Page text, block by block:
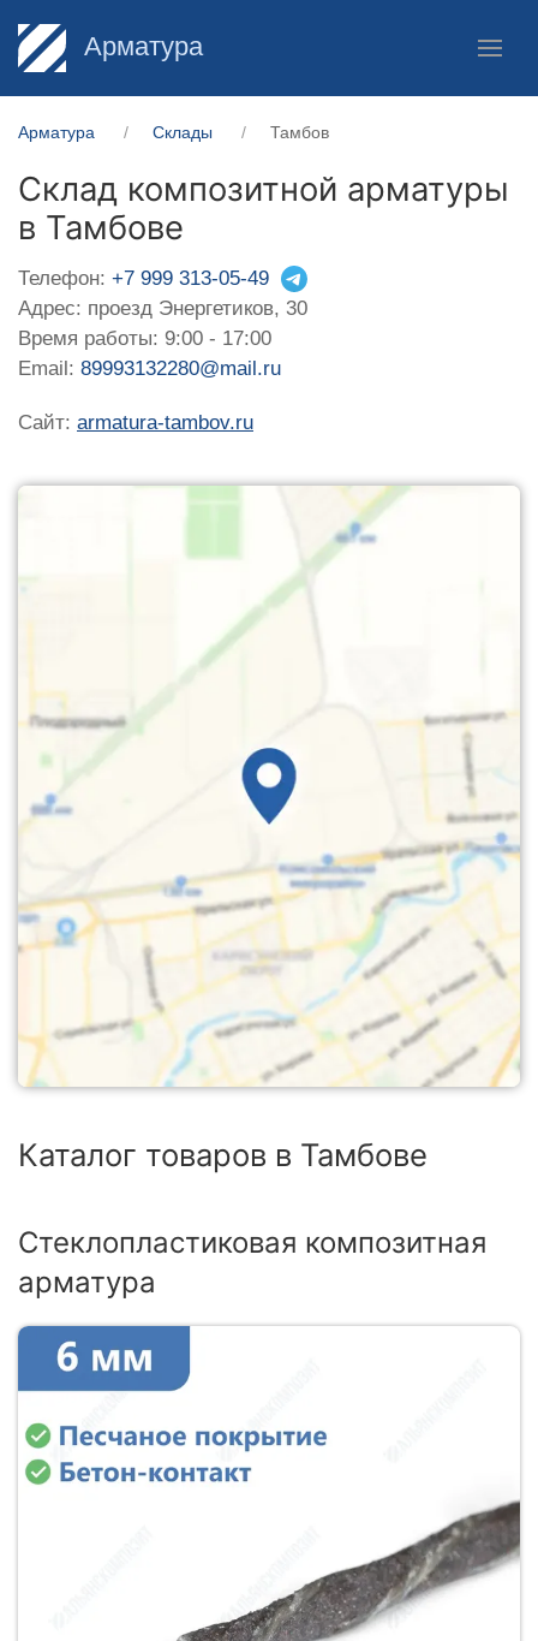
Арматура
Арматура Склады Тамбов
Склад композитной арматуры
в Тамбове
Телефон: +7 999 313-05-49
Адрес: проезд Энергетиков, 30
Время работы: 9:00 - 17:00
Email: 89993132280@mail.ru
Сайт: armatura-tambov.ru
Каталог товаров в Тамбове
Стеклопластиковая композитная
арматура